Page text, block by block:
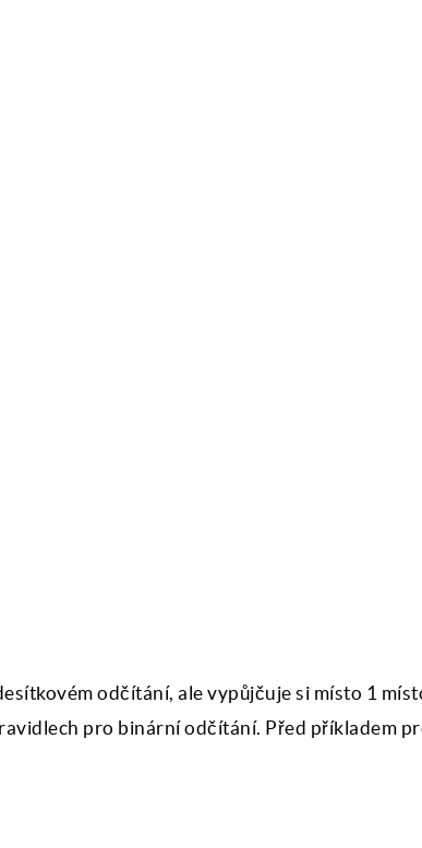
odčítání, ale vypůjčuje si místo 1
pro binární odčítání. Před příkladem